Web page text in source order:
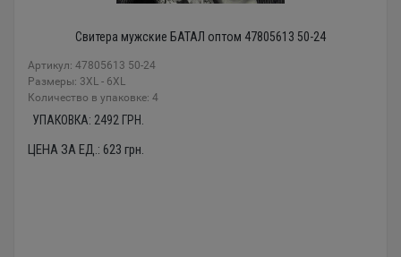
Свитера мужские БАТАЛ оптом 47805613 50-24
Артикул: 47805613 50-24
Размеры: 3XL - 6XL
Количество в упаковке: 4
УПАКОВКА: 2492 ГРН.
ЦЕНА ЗА ЕД.: 623 грн.